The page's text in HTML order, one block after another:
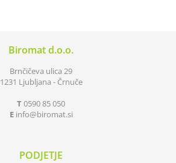
Biromat d.o.o.
Brnčičeva ulica 29
1231 Ljubljana - Črnuče
T0590 85 050
E info biromat.si
PODJETJE